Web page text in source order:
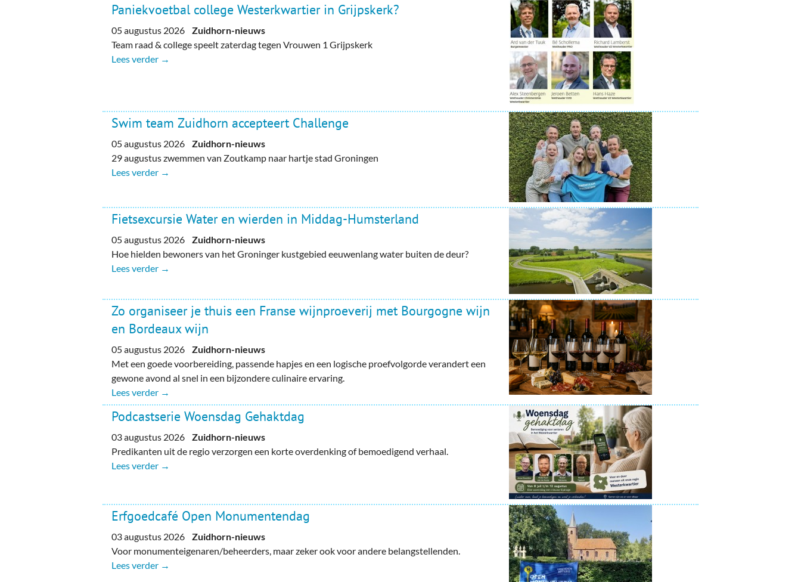
Paniekvoetbal college Westerkwartier in Grijpskerk?
05 augustus 2026Zuidhorn-nieuws
Team raad & college speelt zaterdag tegen Vrouwen 1 Grijpskerk
Lees verder →
Swim team Zuidhorn accepteert Challenge
05 augustus 2026Zuidhorn-nieuws
29 augustus zwemmen van Zoutkamp naar hartje stad Groningen
Lees verder →
Fietsexcursie Water en wierden in Middag-Humsterland
05 augustus 2026Zuidhorn-nieuws
Hoe hielden bewoners van het Groninger kustgebied eeuwenlang water buiten de deur?
Lees verder →
Zo organiseer je thuis een Franse wijnproeverij met Bourgogne wijn
en Bordeaux wijn
05 augustus 2026Zuidhorn-nieuws
Met een goede voorbereiding, passende hapjes en een logische proefvolgorde verandert een
gewone avond al snel in een bijzondere culinaire ervaring.
Lees verder →
Podcastserie Woensdag Gehaktdag
03 augustus 2026Zuidhorn-nieuws
Predikanten uit de regio verzorgen een korte overdenking of bemoedigend verhaal.
Lees verder →
Erfgoedcafé Open Monumentendag
03 augustus 2026Zuidhorn-nieuws
Voor monumenteigenaren/beheerders, maar zeker ook voor andere belangstellenden.
Lees verder →